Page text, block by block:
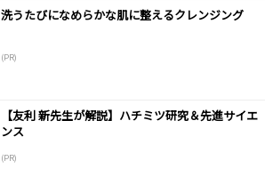
洗うたびになめらかな肌に整えるクレンジング
(PR)
【友利 新先生が解説】ハチミツ研究＆先進サイエ
ンス
(PR)